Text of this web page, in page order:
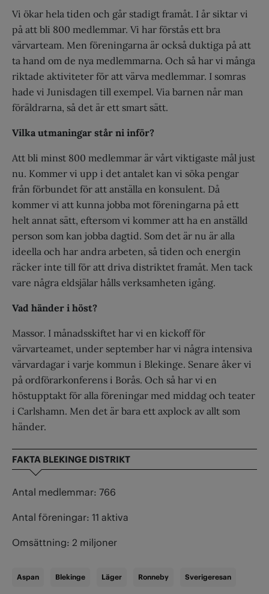
Vi ökar hela tiden och går stadigt framåt. I år siktar vi
på att bli 800 medlemmar. Vi har förstås ett bra
värvarteam. Men föreningarna är också duktiga på att
ta hand om de nya medlemmarna. Och så har vi många
riktade aktiviteter för att värva medlemmar. I somras
hade vi Junisdagen till exempel. Via barnen når man
föräldrarna, så det är ett smart sätt.
Vilka utmaningar står ni inför?
Att bli minst 800 medlemmar är vårt viktigaste mål just
nu. Kommer vi upp i det antalet kan vi söka pengar
från förbundet för att anställa en konsulent. Då
kommer vi att kunna jobba mot föreningarna på ett
helt annat sätt, eftersom vi kommer att ha en anställd
person som kan jobba dagtid. Som det är nu är alla
ideella och har andra arbeten, så tiden och energin
räcker inte till för att driva distriktet framåt. Men tack
vare några eldsjälar hålls verksamheten igång.
Vad händer i höst?
Massor. I månadsskiftet har vi en kickoff för
värvarteamet, under september har vi några intensiva
värvardagar i varje kommun i Blekinge. Senare åker vi
på ordförarkonferens i Borås. Och så har vi en
höstupptakt för alla föreningar med middag och teater
i Carlshamn. Men det är bara ett axplock av allt som
händer.
FAKTA BLEKINGE DISTRIKT
Antal medlemmar: 766
Antal föreningar: 11 aktiva
Omsättning: 2 miljoner
Aspan Blekinge Läger Ronneby Sverigeresan